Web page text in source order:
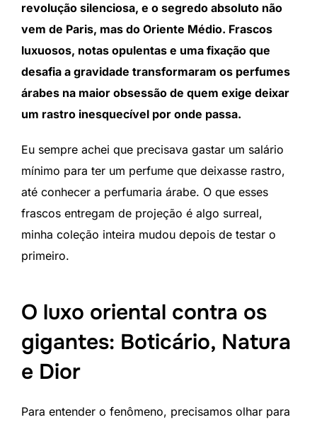
revolução silenciosa, e o segredo absoluto não
vem de Paris, mas do Oriente Médio. Frascos
luxuosos, notas opulentas e uma fixação que
desafia a gravidade transformaram os perfumes
árabes na maior obsessão de quem exige deixar
um rastro inesquecível por onde passa.
Eu sempre achei que precisava gastar um salário
mínimo para ter um perfume que deixasse rastro,
até conhecer a perfumaria árabe. O que esses
frascos entregam de projeção é algo surreal,
minha coleção inteira mudou depois de testar o
primeiro.
O luxo oriental contra os
gigantes: Boticário, Natura
e Dior
Para entender o fenômeno, precisamos olhar para